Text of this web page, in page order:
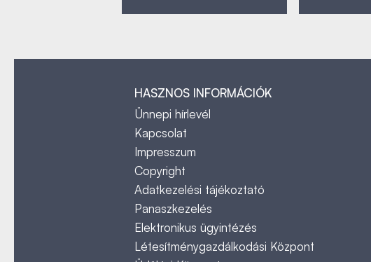
HASZNOS INFORMÁCIÓK
Ünnepi hírlevél
Kapcsolat
Impresszum
Copyright
Adatkezelési tájékoztató
Panaszkezelés
Elektronikus ügyintézés
Létesítménygazdálkodási Központ